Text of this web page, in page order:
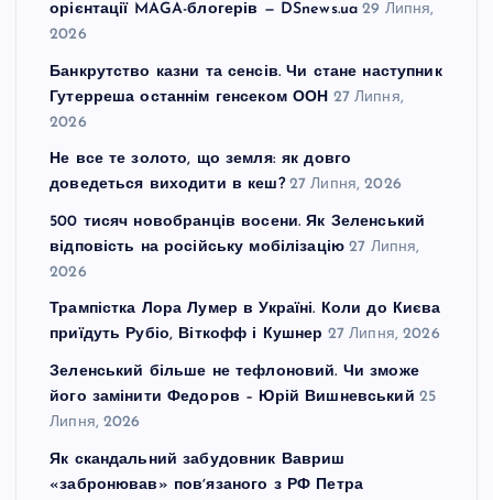
орієнтації MAGA-блогерів — DSnews.ua 29 Липня,
2026
Банкрутство казни та сенсів. Чи стане наступник
Гутерреша останнім генсеком ООН 27 Липня,
2026
Не все те золото, що земля: як довго
доведеться виходити в кеш? 27 Липня, 2026
500 тисяч новобранців восени. Як Зеленський
відповість на російську мобілізацію 27 Липня,
2026
Трампістка Лора Лумер в Україні. Коли до Києва
приїдуть Рубіо, Віткофф і Кушнер 27 Липня, 2026
Зеленський більше не тефлоновий. Чи зможе
його замінити Федоров – Юрій Вишневський 25
Липня, 2026
Як скандальний забудовник Вавриш
«забронював» повʼязаного з РФ Петра